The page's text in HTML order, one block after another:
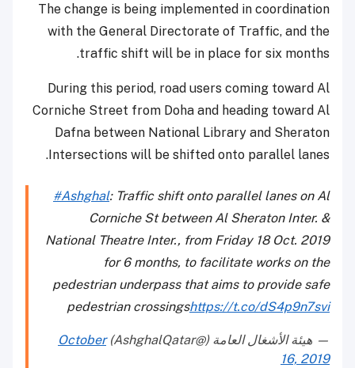
The change is being implemented in coordination
with the General Directorate of Traffic, and the
traffic shift will be in place for six months.
During this period, road users coming toward Al
Corniche Street from Doha and heading toward Al
Dafna between National Library and Sheraton
Intersections will be shifted onto parallel lanes.
#Ashghal: Traffic shift onto parallel lanes on Al
Corniche St between Al Sheraton Inter. &
National Theatre Inter., from Friday 18 Oct. 2019
for 6 months, to facilitate works on the
pedestrian underpass that aims to provide safe
pedestrian crossingshttps://t.co/dS4p9n7svi
— هيئة الأشغال العامة (@AshghalQatar)
October
16, 2019